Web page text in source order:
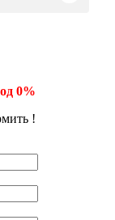
0%
!